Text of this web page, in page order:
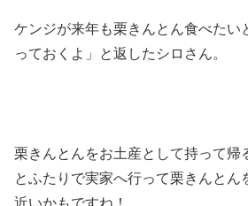
ケンジが来年も栗きんとん食べたい
っておくよ」と返したシロさん。
栗きんとんをお土産として持って帰
とふたりで実家へ行って栗きんとん